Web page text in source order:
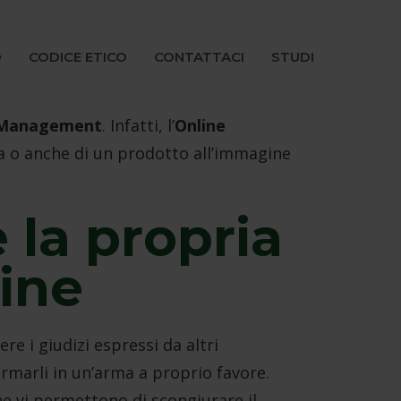
CODICE ETICO CONTATTACI STUDI
. Infatti, l’Online
o anche di un prodotto all’immagine
la propria
i giudizi espressi da altri
in un’arma a proprio favore.